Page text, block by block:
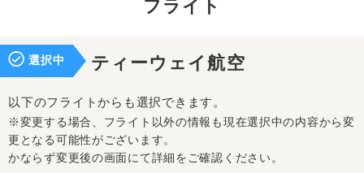
フライト
選択中 ティーウェイ航空
以下のフライトからも選択できます。
※変更する場合、フライト以外の情報も現在選択中の内容から変
更となる可能性がございます。
かならず変更後の画面にて詳細をご確認ください。